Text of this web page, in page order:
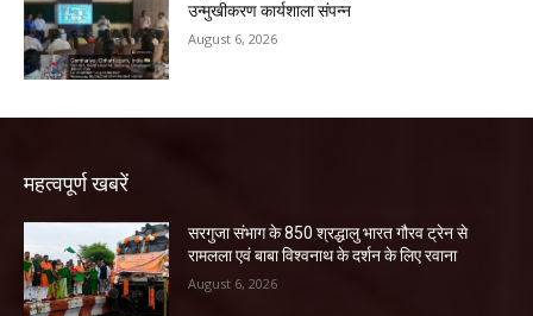
उन्मुखीकरण कार्यशाला संपन्न
August 6, 2026
महत्वपूर्ण खबरें
सरगुजा संभाग के 850 श्रद्धालु भारत गौरव ट्रेन से
रामलला एवं बाबा विश्वनाथ के दर्शन के लिए रवाना
August 6, 2026